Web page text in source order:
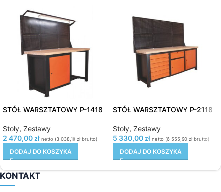
STÓŁ WARSZTATOWY P-1418
Stoły, Zestawy
2 470,00 zł netto (3 038,10 zł brutto)
DODAJ DO KOSZYKA
STÓŁ WARSZTATOWY P-2118
Stoły, Zestawy
5 330,00 zł netto (6 555,90 zł brutto)
DODAJ DO KOSZYKA
KONTAKT